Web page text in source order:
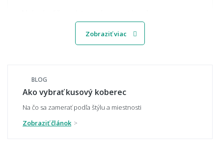
praktickejšie?
Ako zladiť koberec s nábytkom a podlahou?
Zobraziť viac
BLOG
Ako vybrať kusový koberec
Na čo sa zamerať podľa štýlu a miestnosti
Zobraziť článok